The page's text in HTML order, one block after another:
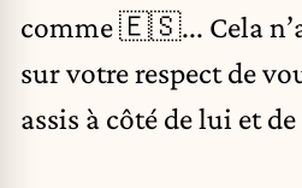
comme 🇪🇸... Cela
sur votre respect de
assis à côté de lui et